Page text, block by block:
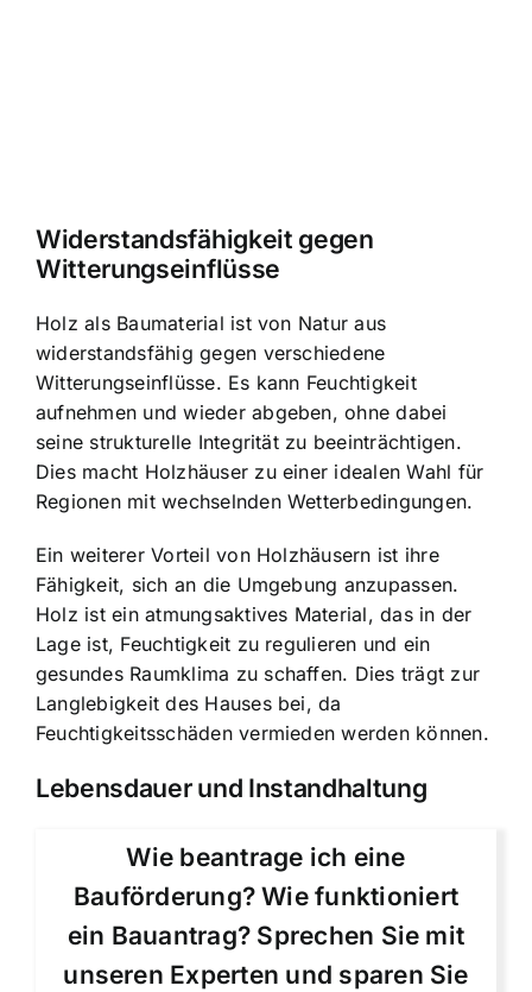
Widerstandsfähigkeit gegen
Witterungseinflüsse
Holz als Baumaterial ist von Natur aus
widerstandsfähig gegen verschiedene
Witterungseinflüsse. Es kann Feuchtigkeit
aufnehmen und wieder abgeben, ohne dabei
seine strukturelle Integrität zu beeinträchtigen.
Dies macht Holzhäuser zu einer idealen Wahl für
Regionen mit wechselnden Wetterbedingungen.
Ein weiterer Vorteil von Holzhäusern ist ihre
Fähigkeit, sich an die Umgebung anzupassen.
Holz ist ein atmungsaktives Material, das in der
Lage ist, Feuchtigkeit zu regulieren und ein
gesundes Raumklima zu schaffen. Dies trägt zur
Langlebigkeit des Hauses bei, da
Feuchtigkeitsschäden vermieden werden können.
Lebensdauer und Instandhaltung
Wie beantrage ich eine
Bauförderung? Wie funktioniert
ein Bauantrag? Sprechen Sie mit
unseren Experten und sparen Sie